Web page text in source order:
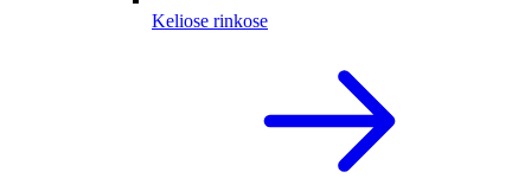
Keliose rinkose